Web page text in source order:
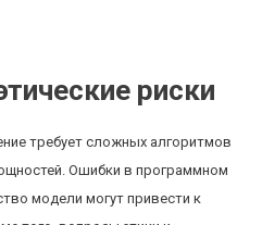
риски
требует сложных алгоритмов
Ошибки в программном
модели могут привести к